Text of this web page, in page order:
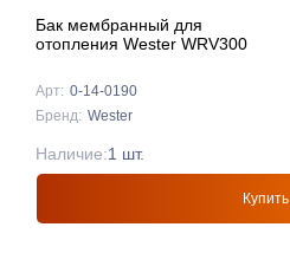
Бак мембранный для
отопления Wester WRV300
Арт: 0-14-0190
Бренд: Wester
Купить
Наличие:1 шт.